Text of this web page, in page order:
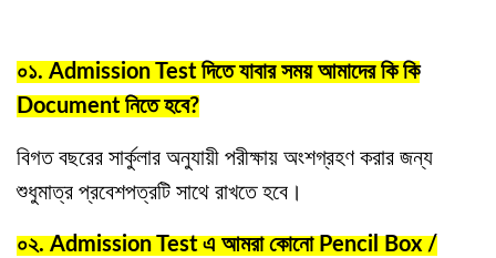
০১. Admission Test দিতে যাবার সময় আমাদের কি কি
Document নিতে হবে?
বিগত বছরের সার্কুলার অনুযায়ী পরীক্ষায় অংশগ্রহণ করার জন্য
শুধুমাত্র প্রবেশপত্রটি সাথে রাখতে হবে।
০২. Admission Test এ আমরা কোনো Pencil Box /